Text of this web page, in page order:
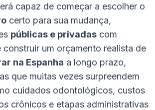
capaz de começar a escolher o
certo para sua mudança,
públicas e privadas com
construir um orçamento realista de
na Espanha a longo prazo,
que muitas vezes surpreendem
cuidados odontológicos, custos
crônicos e etapas administrativas